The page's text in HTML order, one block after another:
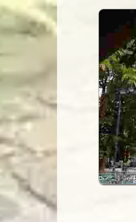
Trang
Trang thơ
Trang thơ
Trang
Trang
Văn